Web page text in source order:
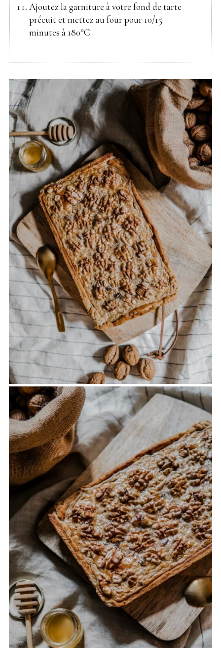
Ajoutez la garniture à votre fond de tarte
précuit et mettez au four pour 10/15
minutes à 180°C.